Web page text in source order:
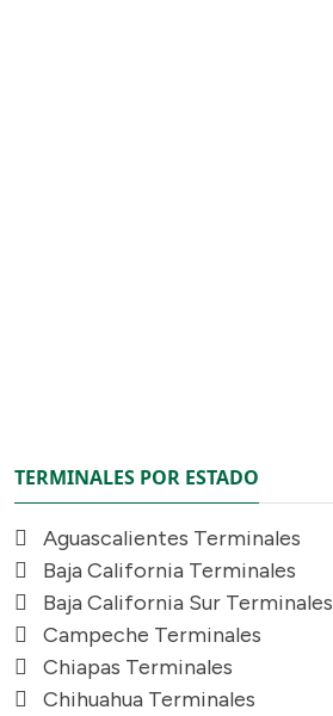
TERMINALES POR ESTADO
Aguascalientes Terminales
Baja California Terminales
Baja California Sur Terminales
Campeche Terminales
Chiapas Terminales
Chihuahua Terminales